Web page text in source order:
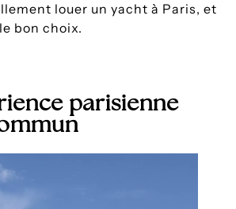
louer un yacht à Paris, et
bon choix.
parisienne